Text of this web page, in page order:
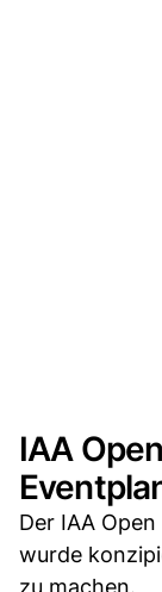
IAA
Der IAA
wurde
zu machen.